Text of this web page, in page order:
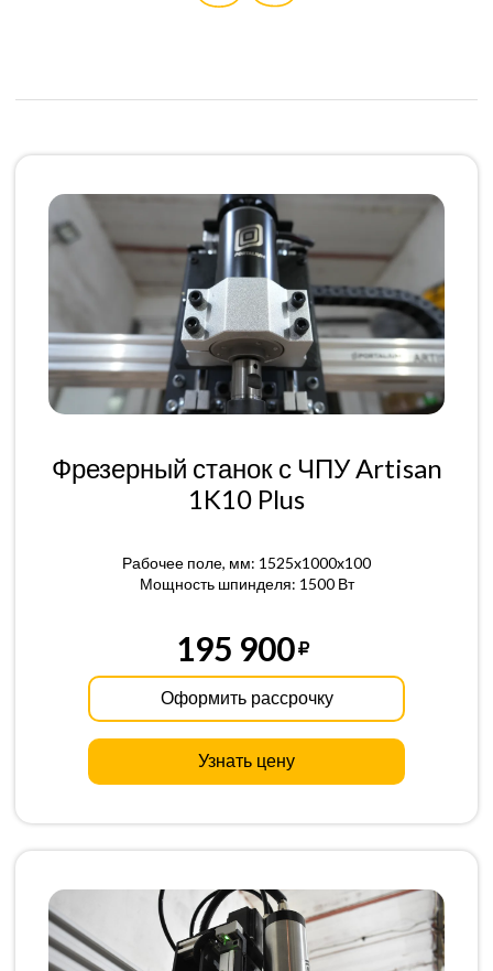
Фрезерный станок с ЧПУ Artisan
1K10 Plus
Рабочее поле, мм: 1525x1000x100
Мощность шпинделя: 1500 Вт
195 900
Оформить рассрочку
Узнать цену